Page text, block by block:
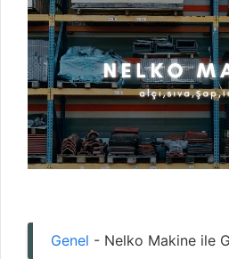
Genel - Nelko Makine ile